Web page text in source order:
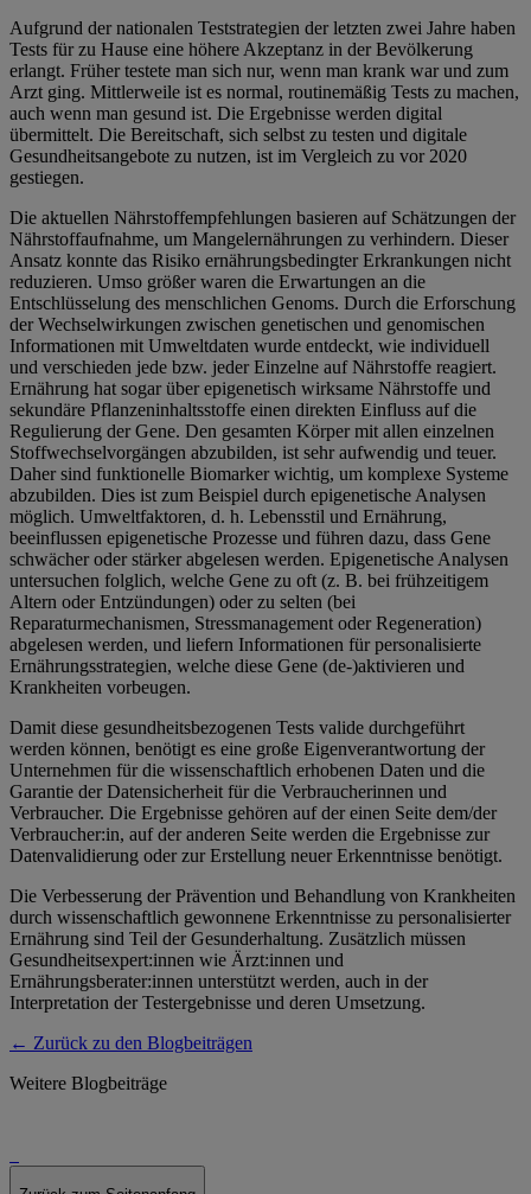
Aufgrund der nationalen Teststrategien der letzten zwei Jahre haben
Tests für zu Hause eine höhere Akzeptanz in der Bevölkerung
erlangt. Früher testete man sich nur, wenn man krank war und zum
Arzt ging. Mittlerweile ist es normal, routinemäßig Tests zu machen,
auch wenn man gesund ist. Die Ergebnisse werden digital
übermittelt. Die Bereitschaft, sich selbst zu testen und digitale
Gesundheitsangebote zu nutzen, ist im Vergleich zu vor 2020
gestiegen.
Die aktuellen Nährstoffempfehlungen basieren auf Schätzungen der
Nährstoffaufnahme, um Mangelernährungen zu verhindern. Dieser
Ansatz konnte das Risiko ernährungsbedingter Erkrankungen nicht
reduzieren. Umso größer waren die Erwartungen an die
Entschlüsselung des menschlichen Genoms. Durch die Erforschung
der Wechselwirkungen zwischen genetischen und genomischen
Informationen mit Umweltdaten wurde entdeckt, wie individuell
und verschieden jede bzw. jeder Einzelne auf Nährstoffe reagiert.
Ernährung hat sogar über epigenetisch wirksame Nährstoffe und
sekundäre Pflanzeninhaltsstoffe einen direkten Einfluss auf die
Regulierung der Gene. Den gesamten Körper mit allen einzelnen
Stoffwechselvorgängen abzubilden, ist sehr aufwendig und teuer.
Daher sind funktionelle Biomarker wichtig, um komplexe Systeme
abzubilden. Dies ist zum Beispiel durch epigenetische Analysen
möglich. Umweltfaktoren, d. h. Lebensstil und Ernährung,
beeinflussen epigenetische Prozesse und führen dazu, dass Gene
schwächer oder stärker abgelesen werden. Epigenetische Analysen
untersuchen folglich, welche Gene zu oft (z. B. bei frühzeitigem
Altern oder Entzündungen) oder zu selten (bei
Reparaturmechanismen, Stressmanagement oder Regeneration)
abgelesen werden, und liefern Informationen für personalisierte
Ernährungsstrategien, welche diese Gene (de-)aktivieren und
Krankheiten vorbeugen.
Damit diese gesundheitsbezogenen Tests valide durchgeführt
werden können, benötigt es eine große Eigenverantwortung der
Unternehmen für die wissenschaftlich erhobenen Daten und die
Garantie der Datensicherheit für die Verbraucherinnen und
Verbraucher. Die Ergebnisse gehören auf der einen Seite dem/der
Verbraucher:in, auf der anderen Seite werden die Ergebnisse zur
Datenvalidierung oder zur Erstellung neuer Erkenntnisse benötigt.
Die Verbesserung der Prävention und Behandlung von Krankheiten
durch wissenschaftlich gewonnene Erkenntnisse zu personalisierter
Ernährung sind Teil der Gesunderhaltung. Zusätzlich müssen
Gesundheitsexpert:innen wie Ärzt:innen und
Ernährungsberater:innen unterstützt werden, auch in der
Interpretation der Testergebnisse und deren Umsetzung.
← Zurück zu den Blogbeiträgen
Weitere Blogbeiträge